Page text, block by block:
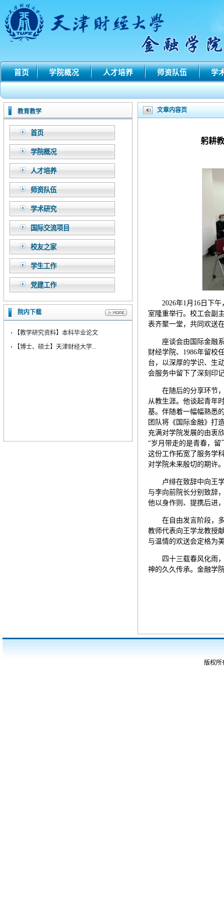
首页 学院概况 人才培养 师资队伍 学
教育教学
首页
学院概况
人才培养
师资队伍
学术研究
国际交流项目
校友之家
学生工作
党建工作
院内下载
·
【教学研究资料】本科毕业论文
·
【博士、硕士】天津财经大学...
文章内容页
躬耕
2026年1月16日下
室隆重举行。校工会副
表齐聚一堂，共同欢送
座谈会由国际金融
财经学院、1986年留校
台，以深厚的学识、生
会服务中留下了深刻印
在随后的分享环节
从教生涯。他谈起青年
基。伴随着一幅幅熟悉
团队将《国际金融》打
充满对学院发展的由衷
“岁月带走的是青春，
这份工作拓宽了服务学
对学院未来殷切的期许
卢绯在致辞中向王
与李向前院长分别致辞
他以身作则、提携后进
在自由发言阶段，
教师代表向王学龙教授
与温情的欢送会定格为
四十三载春风化雨
神的久久传承。金融学
版权所